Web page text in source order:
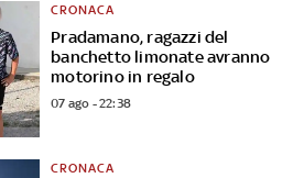
Pradamano, ragazzi del
banchetto limonate avranno
motorino in regalo
CRONACA
07 ago - 22:38
CRONACA